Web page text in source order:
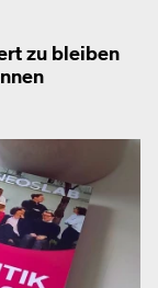
zu bleiben